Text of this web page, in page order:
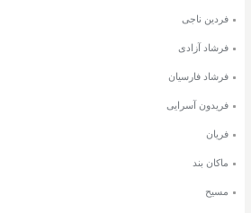
فردین ناجی
فرشاد آزادی
فرشاد فارسیان
فریدون آسرایی
فریان
ماکان بند
مسیح